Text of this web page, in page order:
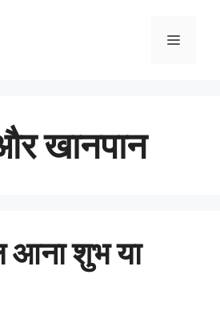
Menu
खानपान
आना शुभ या